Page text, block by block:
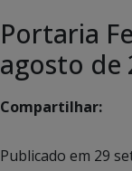
Portaria
agosto de
Compartilhar:
Publicado em 29